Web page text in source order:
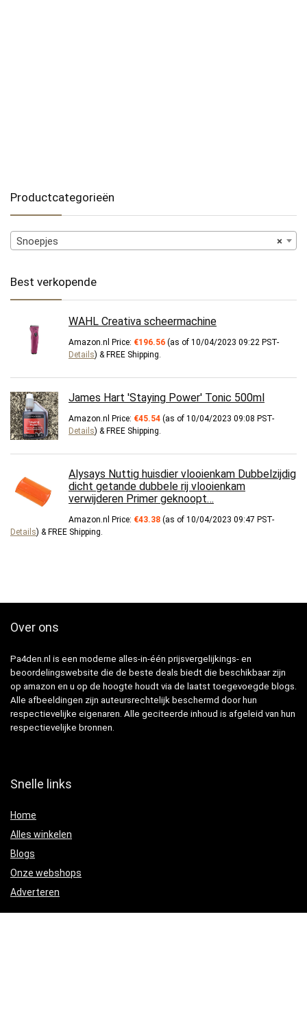
Productcategorieën
×
Snoepjes
Best verkopende
WAHL Creativa scheermachine
Amazon.nl Price: €196.56 (as of 10/04/2023 09:22 PST-
Details) & FREE Shipping.
James Hart 'Staying Power' Tonic 500ml
Amazon.nl Price: €45.54 (as of 10/04/2023 09:08 PST-
Details) & FREE Shipping.
Alysays Nuttig huisdier vlooienkam Dubbelzijdig
dicht getande dubbele rij vlooienkam
verwijderen Primer geknoopt…
Amazon.nl Price: €43.38 (as of 10/04/2023 09:47 PST-
Details) & FREE Shipping.
Over ons
Pa4den.nl is een moderne alles-in-één prijsvergelijkings- en
beoordelingswebsite die de beste deals biedt die beschikbaar zijn
op amazon en u op de hoogte houdt via de laatst toegevoegde blogs.
Alle afbeeldingen zijn auteursrechtelijk beschermd door hun
respectievelijke eigenaren. Alle geciteerde inhoud is afgeleid van hun
respectievelijke bronnen.
Snelle links
Home
Alles winkelen
Blogs
Onze webshops
Adverteren